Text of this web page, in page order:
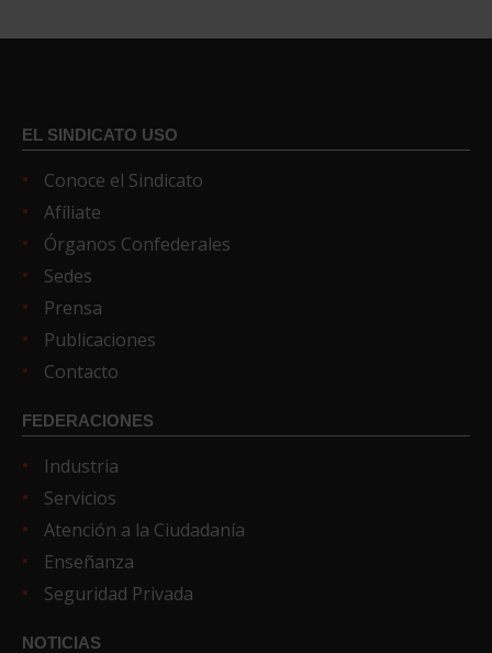
EL SINDICATO USO
Conoce el Sindicato
Afíliate
Órganos Confederales
Sedes
Prensa
Publicaciones
Contacto
FEDERACIONES
Industria
Servicios
Atención a la Ciudadanía
Enseñanza
Seguridad Privada
NOTICIAS